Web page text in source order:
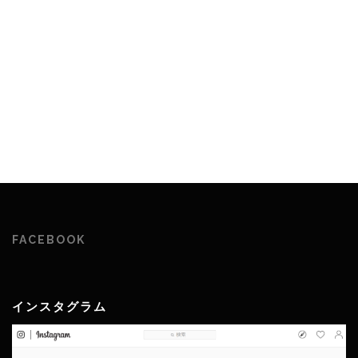
FACEBOOK
インスタグラム